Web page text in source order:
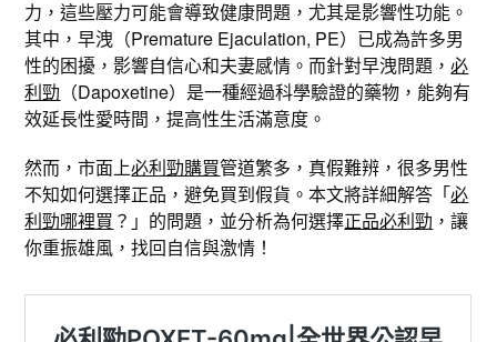
力，這些壓力可能會導致健康問題，尤其是影響性功能。
其中，早洩（Premature Ejaculation, PE）已成為許多男
性的困擾，影響自信心和夫妻感情。而針對早洩問題，必
利勁 （Dapoxetine）是一種經過科學驗證的藥物，能夠有
效延長性愛時間，提高性生活滿意度。
然而，市面上必利勁購買管道繁多，真假難辨，很多男性
不知如何選擇正品，避免買到假貨。本文將詳細解答「必
利勁哪裡買 ？」的問題，並分析為何選擇正品必利勁 ，讓
你重振雄風，找回自信與激情！